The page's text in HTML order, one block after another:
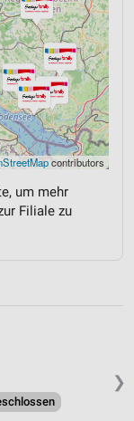
contributors
um mehr
Filiale zu
❯